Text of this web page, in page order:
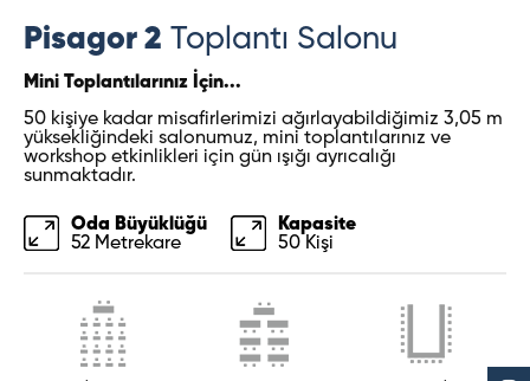
Pisagor 2 Toplantı Salonu
Mini Toplantılarınız İçin...
50 kişiye kadar misafirlerimizi ağırlayabildiğimiz 3,05 m
yüksekliğindeki salonumuz, mini toplantılarınız ve
workshop etkinlikleri için gün ışığı ayrıcalığı
sunmaktadır.
Oda Büyüklüğü
52 Metrekare
Kapasite
50 Kişi